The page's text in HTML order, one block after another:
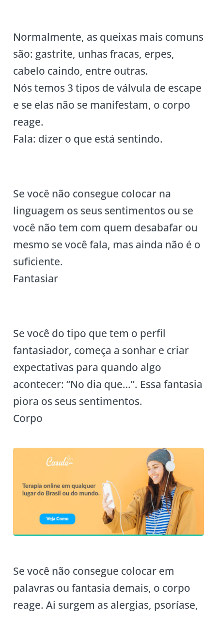
Normalmente, as queixas mais comuns
são: gastrite, unhas fracas, erpes,
cabelo caindo, entre outras.
Nós temos 3 tipos de válvula de escape
e se elas não se manifestam, o corpo
reage.
Fala: dizer o que está sentindo.
Se você não consegue colocar na
linguagem os seus sentimentos ou se
você não tem com quem desabafar ou
mesmo se você fala, mas ainda não é o
suficiente.
Fantasiar
Se você do tipo que tem o perfil
fantasiador, começa a sonhar e criar
expectativas para quando algo
acontecer: “No dia que…”. Essa fantasia
piora os seus sentimentos.
Corpo
Se você não consegue colocar em
palavras ou fantasia demais, o corpo
reage. Ai surgem as alergias, psoríase,